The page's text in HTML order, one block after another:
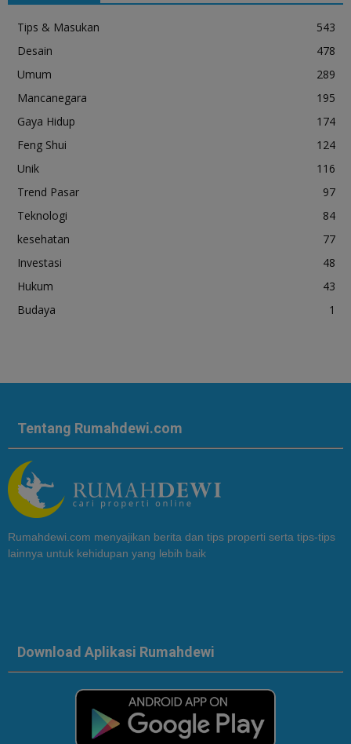
Tips & Masukan
543
Desain
478
Umum
289
Mancanegara
195
Gaya Hidup
174
Feng Shui
124
Unik
116
Trend Pasar
97
Teknologi
84
kesehatan
77
Investasi
48
Hukum
43
Budaya
1
Tentang Rumahdewi.com
Rumahdewi.com menyajikan berita dan tips properti serta tips-tips
lainnya untuk kehidupan yang lebih baik
Download Aplikasi Rumahdewi